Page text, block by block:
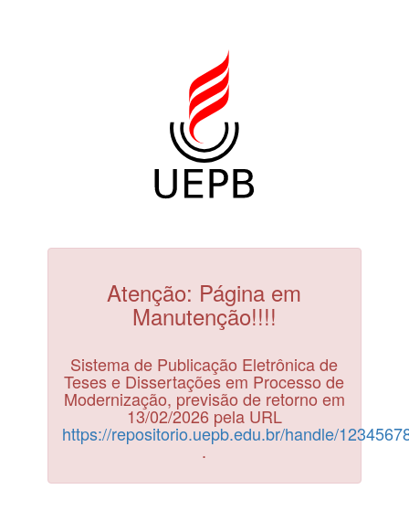
Atenção: Página em
Manutenção!!!!
Sistema de Publicação Eletrônica de
Teses e Dissertações em Processo de
Modernização, previsão de retorno em
13/02/2026 pela URL
https://repositorio.uepb.edu.br/handle/
.